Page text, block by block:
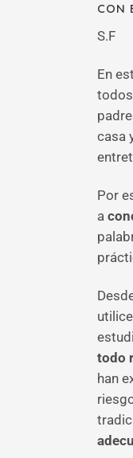
CON
S.F
En
todos
casa
Por
a
todo
han